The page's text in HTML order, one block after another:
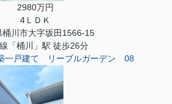
2980万円
4ＬＤＫ
桶川市大字坂田1566-15
「桶川」駅 徒歩26分
一戸建て リーブルガーデン 08